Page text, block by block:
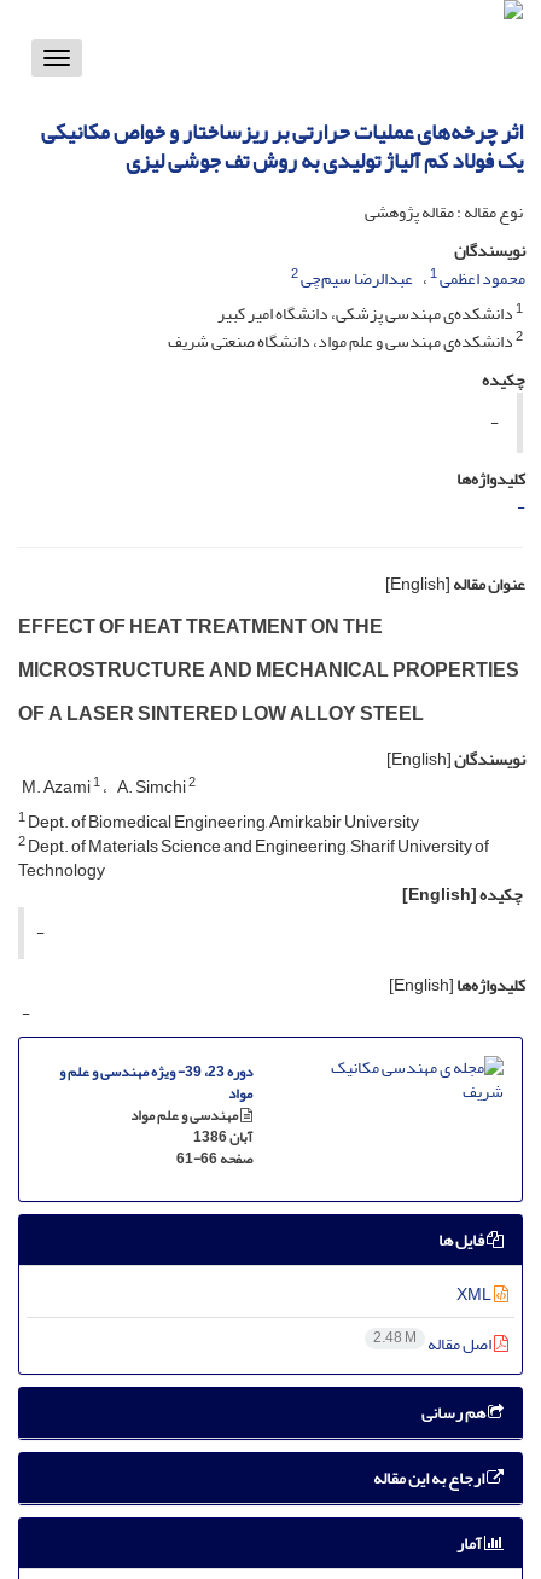
Toggle
اثر چرخه‌های عملیات حرارتی بر ریزساختار و خواص مکانیکی
یک فولاد کم آلیاژ تولیدی به روش تف جوشی لیزی
نوع مقاله : مقاله پژوهشی
نویسندگان
محمود اعظمی1 عبدالرضا سیم‌چی2
1دانشکده‌ی مهندسی پزشکی، دانشگاه امیر کبیر
2دانشکده‌ی مهندسی و علم مواد، دانشگاه صنعتی شریف
چکیده
-
کلیدواژه‌ها
-
عنوان مقاله[English]
EFFECT OF HEAT TREATMENT ON THE
MICROSTRUCTURE AND MECHANICAL PROPERTIES
OF A LASER SINTERED LOW ALLOY STEEL
نویسندگان[English]
M. Azami1 A. Simchi2
1Dept. of Biomedical Engineering, Amirkabir University
2Dept. of Materials Science and Engineering, Sharif University of
Technology
چکیده[English]
-
کلیدواژه‌ها[English]
-
دوره 23، 39- ویژه مهندسی و علم و
مواد
مهندسی و علم مواد
آبان 1386
صفحه61-66
فایل ها
اصل مقاله 2.48 M
هم رسانی
ارجاع به این مقاله
آمار